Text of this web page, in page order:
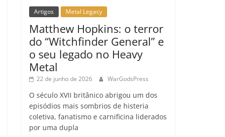
Artigos Metal Legacy
Matthew Hopkins: o terror
do “Witchfinder General” e
o seu legado no Heavy
Metal
22 de junho de 2026 WarGodsPress
O século XVII britânico abrigou um dos
episódios mais sombrios de histeria
coletiva, fanatismo e carnificina liderados
por uma dupla